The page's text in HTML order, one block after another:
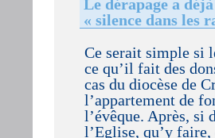
Le dérapage a
« silence dans les
Ce serait simple si
ce qu’il fait des
cas du diocèse de
l’appartement de
l’évêque. Après, si
l’Eglise, qu’y